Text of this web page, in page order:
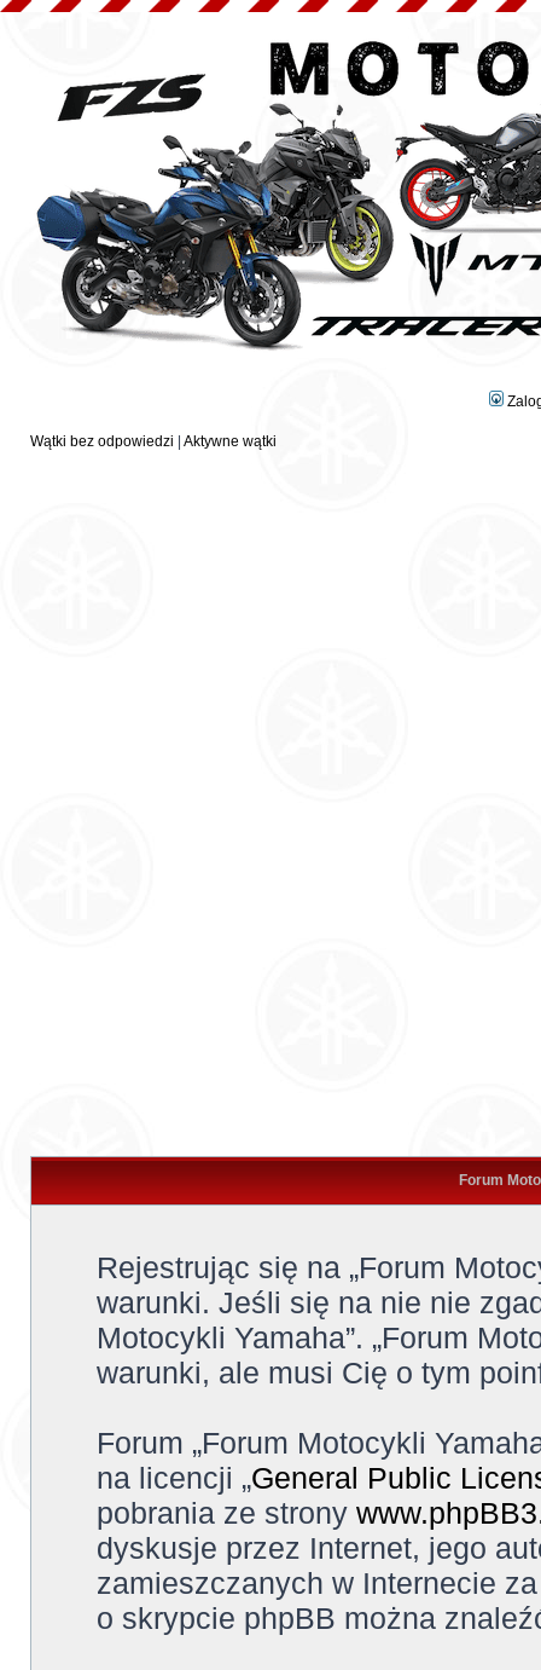
Wątki bez odpowiedzi Aktywne wątki
Forum
Rejestrując się na „Forum
warunki. Jeśli się na nie nie
Motocykli Yamaha”. „Forum
warunki, ale musi Cię o tym
Forum „Forum Motocykli
na licencji „General Public
pobrania ze strony
dyskusje przez Internet, jego
zamieszczanych w Internecie
o skrypcie phpBB można